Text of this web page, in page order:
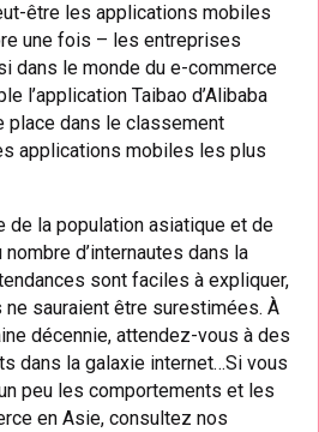
être les applications mobiles
une fois – les entreprises
dans le monde du e-commerce
l’application Taibao d’Alibaba
place dans le classement
applications mobiles les plus
de la population asiatique et de
d’internautes dans la
sont faciles à expliquer,
sauraient être surestimées. À
décennie, attendez-vous à des
dans la galaxie internet…Si vous
peu les comportements et les
en Asie, consultez nos